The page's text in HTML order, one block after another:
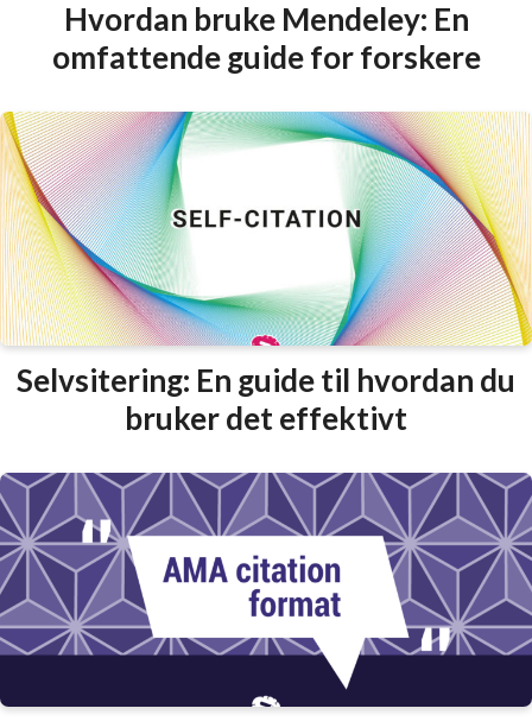
Hvordan bruke Mendeley: En
omfattende guide for forskere
Selvsitering: En guide til hvordan du
bruker det effektivt